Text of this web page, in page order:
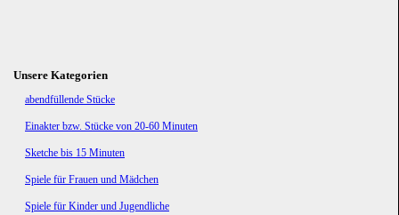
Unsere Kategorien
Navigation
abendfüllende Stücke
Einakter bzw. Stücke von 20-60 Minuten
Sketche bis 15 Minuten
Spiele für Frauen und Mädchen
Spiele für Kinder und Jugendliche